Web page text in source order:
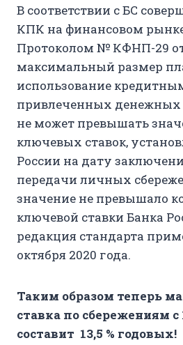
В соответствии с БС
КПК на финансовом
Протоколом № КФНП-29 от
максимальный размер
использование
привлеченных денежных
не может превышать
ключевых ставок,
России на дату
передачи личных
значение не превышало
ключевой ставки Банка
редакция стандарта
октября 2020 года.
Таким образом теперь
ставка по сбережениям с
составит 13,5 % годовых!